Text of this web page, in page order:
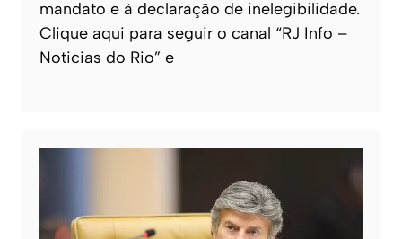
mandato e à declaração de inelegibilidade.
Clique aqui para seguir o canal “RJ Info –
Noticias do Rio” e